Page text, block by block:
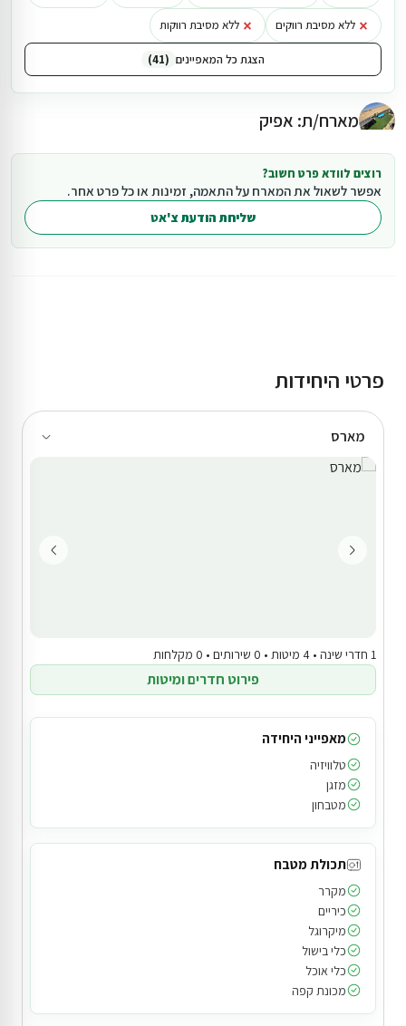
מארח/ת: אפיק
רוצים לוודא פרט חשוב?
אפשר לשאול את המארח על התאמה, זמינות או כל פרט אחר.
שליחת הודעת צ'אט
× ללא מסיבת רווקים × ללא מסיבת רווקות
הצגת כל המאפיינים 41
פרטי היחידות
מארס
1 חדרי שינה • 4 מיטות • 0 שירותים • 0 מקלחות
פירוט חדרים ומיטות
מאפייני היחידה
טלוויזיה
מזגן
מטבחון
תכולת מטבח
מקרר
כיריים
מיקרוגל
כלי בישול
כלי אוכל
מכונת קפה